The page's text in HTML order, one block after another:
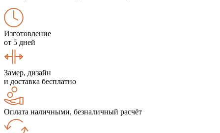
Изготовление
от 5 дней
Замер, дизайн
и доставка бесплатно
Оплата наличными, безналичный расчёт